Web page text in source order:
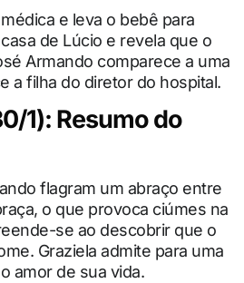
e leva o bebê para
de Lúcio e revela que o
Armando comparece a uma
a filha do diretor do hospital.
1): Resumo do
flagram um abraço entre
o que provoca ciúmes na
se ao descobrir que o
Graziela admite para uma
amor de sua vida.